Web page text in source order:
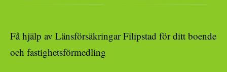
Få hjälp av Länsförsäkringar Filipstad för ditt boende
och fastighetsförmedling